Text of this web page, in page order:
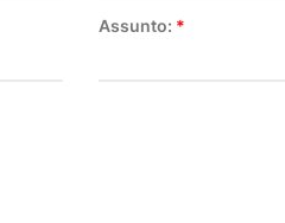
Assunto: *